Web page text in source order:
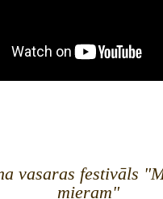
vasaras festivāls
mieram"